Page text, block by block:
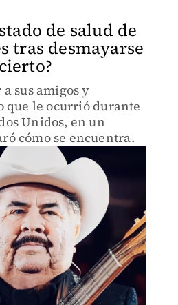
de salud de
tras desmayarse
sus amigos y
que le ocurrió durante
Unidos, en un
cómo se encuentra.